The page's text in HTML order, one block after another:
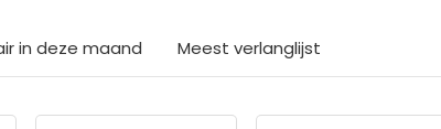
in deze maand Meest verlanglijst